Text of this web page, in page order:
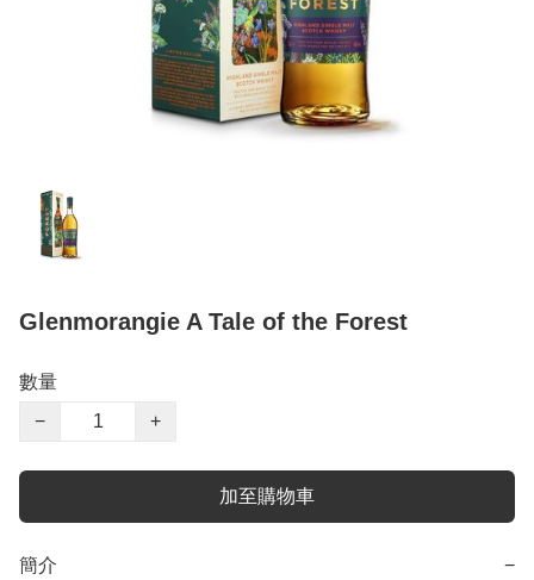
Glenmorangie A Tale of the Forest
數量
−
+
加至購物車
簡介 −